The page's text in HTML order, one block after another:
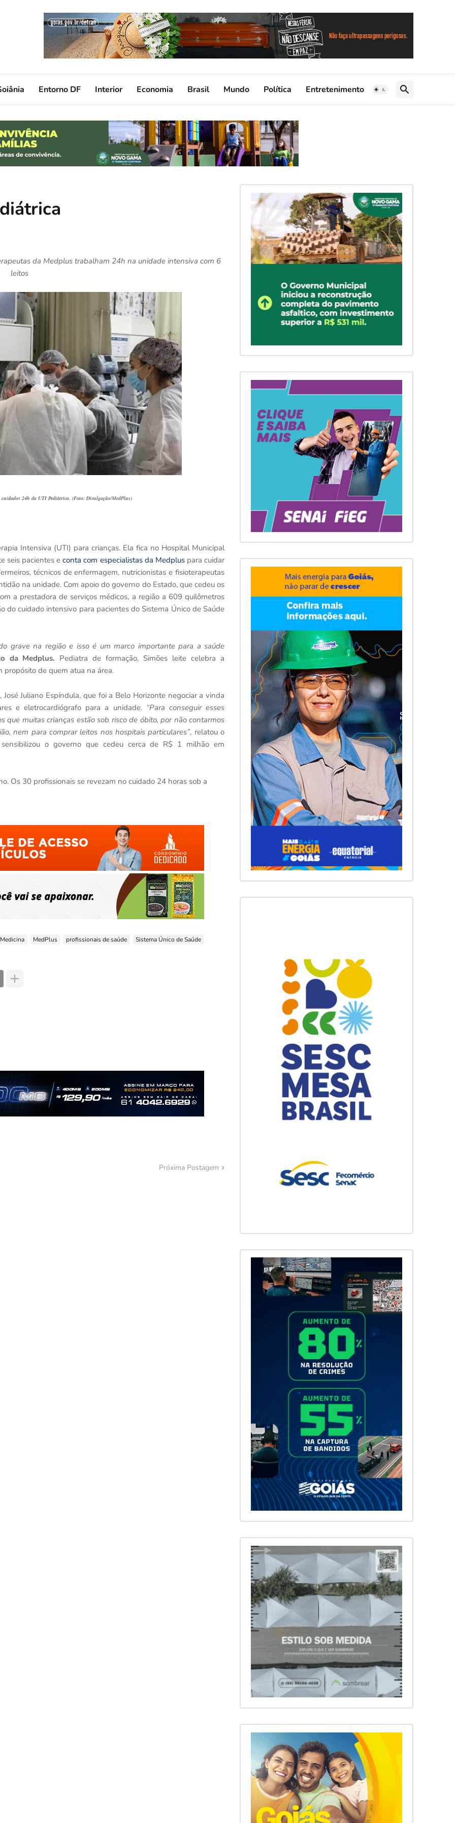
Entorno DF Interior Economia Brasil Mundo Política Entretenimento
da Medplus trabalham 24h na unidade intensiva com 6
leitos
24h da UTI Pediátrica. (Foto: Divulgação/MedPlus)
Intensiva (UTI) para crianças. Ela fica no Hospital Municipal
seis pacientes econta com especialistas da Medpluspara cuidar
técnicos de enfermagem, nutricionistas e fisioterapeutas
na unidade. Com apoio do governo do Estado, que cedeu os
a prestadora de serviços médicos, a região a 609 quilômetros
do cuidado intensivo para pacientes do Sistema Único de Saúde
grave na região e isso é um marco importante para a saúde
da Medplus. Pediatra de formação, Simões leite celebra a
propósito de quem atua na área.
Juliano Espíndula, que foi a Belo Horizonte negociar a vinda
e eletrocardiógrafo para a unidade. “Para conseguir esses
que muitas crianças estão sob risco de óbito, por não contarmos
nem para comprar leitos nos hospitais particulares”, relatou o
o governo que cedeu cerca de R$ 1 milhão em
Os 30 profissionais se revezam no cuidado 24 horas sob a
Medicina MedPlus profissionais de saúde Sistema Único de Saúde
Próxima Postagem